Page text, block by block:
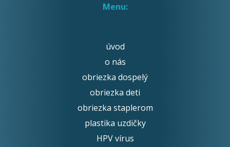
Menu:
úvod
o nás
obriezka dospelý
obriezka deti
obriezka staplerom
plastika uzdičky
HPV vírus